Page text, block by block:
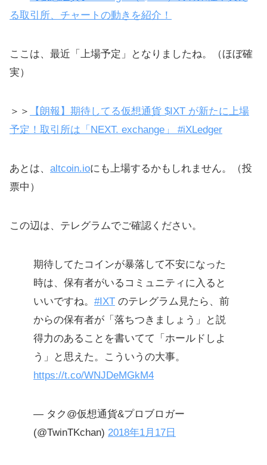
る取引所、チャートの動きを紹介！
ここは、最近「上場予定」となりましたね。（ほぼ確
実）
＞＞
【朗報】期待してる仮想通貨 $IXT が新たに上場
予定！取引所は「NEXT. exchange」 #iXLedger
あとは、 altcoin.ioにも上場するかもしれません。（投
票中）
この辺は、テレグラムでご確認ください。
期待してたコインが暴落して不安になった
時は、保有者がいるコミュニティに入ると
いいですね。 #IXT のテレグラム見たら、前
からの保有者が「落ちつきましょう」と説
得力のあることを書いてて「ホールドしよ
う」と思えた。こういうの大事。
https://t.co/WNJDeMGkM4
— タク@仮想通貨&プロブロガー
(@TwinTKchan) 2018年1月17日